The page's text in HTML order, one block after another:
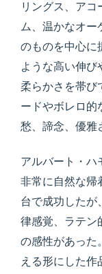
リングス、ア
ム、温かなオー
のものを中心に
ような高い伸び
柔らかさを帯び
ードやボレロ的
愁、諦念、優雅
アルバート・ハ
非常に自然な帰
台で成功したが
律感覚、ラテン
の感性があった
える形にした作